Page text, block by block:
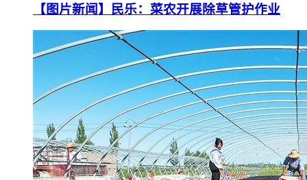
【图片新闻】民乐：菜农开展除草管护作业